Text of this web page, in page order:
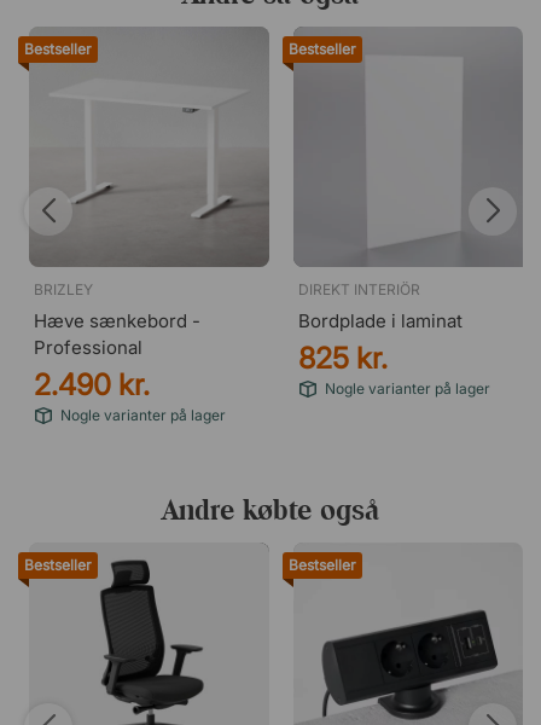
Bestseller
BRIZLEY
Hæve sænkebord -
Professional
2.490 kr.
Nogle varianter på lager
Bestseller
DIREKT INTERIÖR
Bordplade i laminat
825 kr.
Nogle varianter på lager
Andre købte også
Bestseller Bestseller